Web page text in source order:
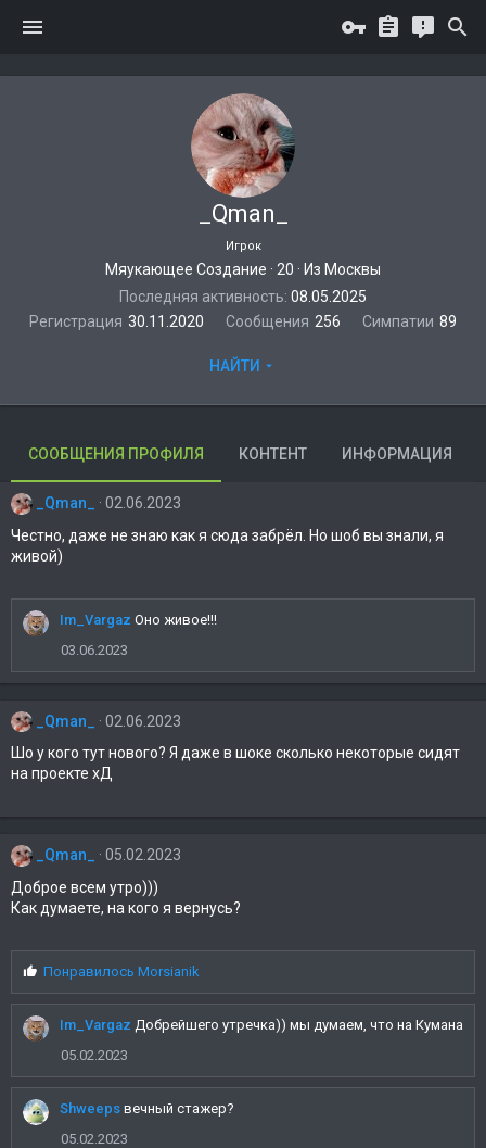
_Qman_
Игрок
Мяукающее Создание · 20 · Из Москвы
Последняя активность 08.05.2025
Регистрация 30.11.2020 Сообщения 256 Симпатии 89
НАЙТИ
СООБЩЕНИЯ ПРОФИЛЯ КОНТЕНТ ИНФОРМАЦИЯ
_Qman_
02.06.2023
Честно, даже не знаю как я сюда забрёл. Но шоб вы знали, я
живой)
Im_Vargaz Оно живое!!!
03.06.2023
_Qman_
02.06.2023
Шо у кого тут нового? Я даже в шоке сколько некоторые сидят
на проекте хД
_Qman_
05.02.2023
Доброе всем утро)))
Как думаете, на кого я вернусь?
С
и
м
п
и
и
:
Понравилось Morsianik
Im_Vargaz Добрейшего утречка)) мы думаем, что на Кумана
05.02.2023
Shweeps вечный стажер?
05.02.2023